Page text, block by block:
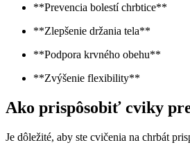
**Prevencia bolestí chrbtice**
**Zlepšenie držania tela**
**Podpora krvného obehu**
**Zvýšenie flexibility**
Ako prispôsobiť cviky
Je dôležité, aby ste cvičenia na chrbát